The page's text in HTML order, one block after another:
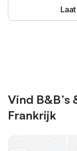
Vind B&B’s
Frankrijk